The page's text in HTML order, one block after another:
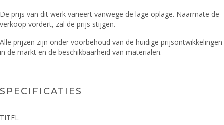
De prijs van dit werk variëert vanwege de lage oplage. Naarmate de
verkoop vordert, zal de prijs stijgen.
Alle prijzen zijn onder voorbehoud van de huidige prijsontwikkelingen
in de markt en de beschikbaarheid van materialen.
SPECIFICATIES
TITEL